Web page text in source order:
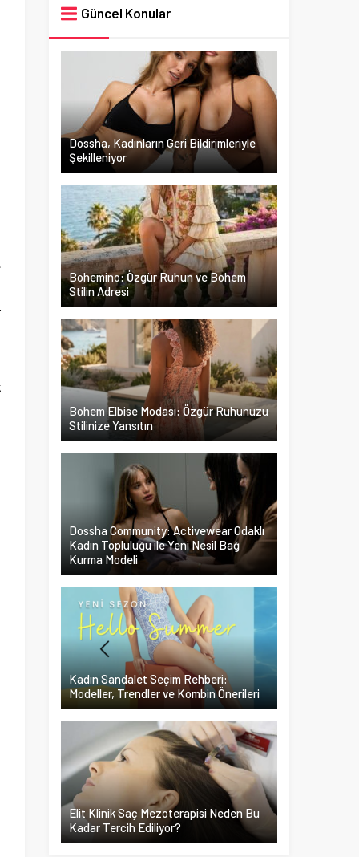
Güncel Konular
Dossha, Kadınların Geri Bildirimleriyle
Şekilleniyor
Bohemino: Özgür Ruhun ve Bohem
Stilin Adresi
Bohem Elbise Modası: Özgür Ruhunuzu
Stilinize Yansıtın
Dossha Community: Activewear Odaklı
Kadın Topluluğu ile Yeni Nesil Bağ
Kurma Modeli
Kadın Sandalet Seçim Rehberi:
Modeller, Trendler ve Kombin Önerileri
Elit Klinik Saç Mezoterapisi Neden Bu
Kadar Tercih Ediliyor?